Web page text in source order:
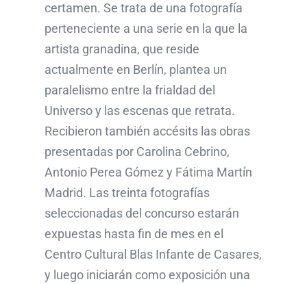
certamen. Se trata de una fotografía
perteneciente a una serie en la que la
artista granadina, que reside
actualmente en Berlín, plantea un
paralelismo entre la frialdad del
Universo y las escenas que retrata.
Recibieron también accésits las obras
presentadas por Carolina Cebrino,
Antonio Perea Gómez y Fátima Martín
Madrid. Las treinta fotografías
seleccionadas del concurso estarán
expuestas hasta fin de mes en el
Centro Cultural Blas Infante de Casares,
y luego iniciarán como exposición una